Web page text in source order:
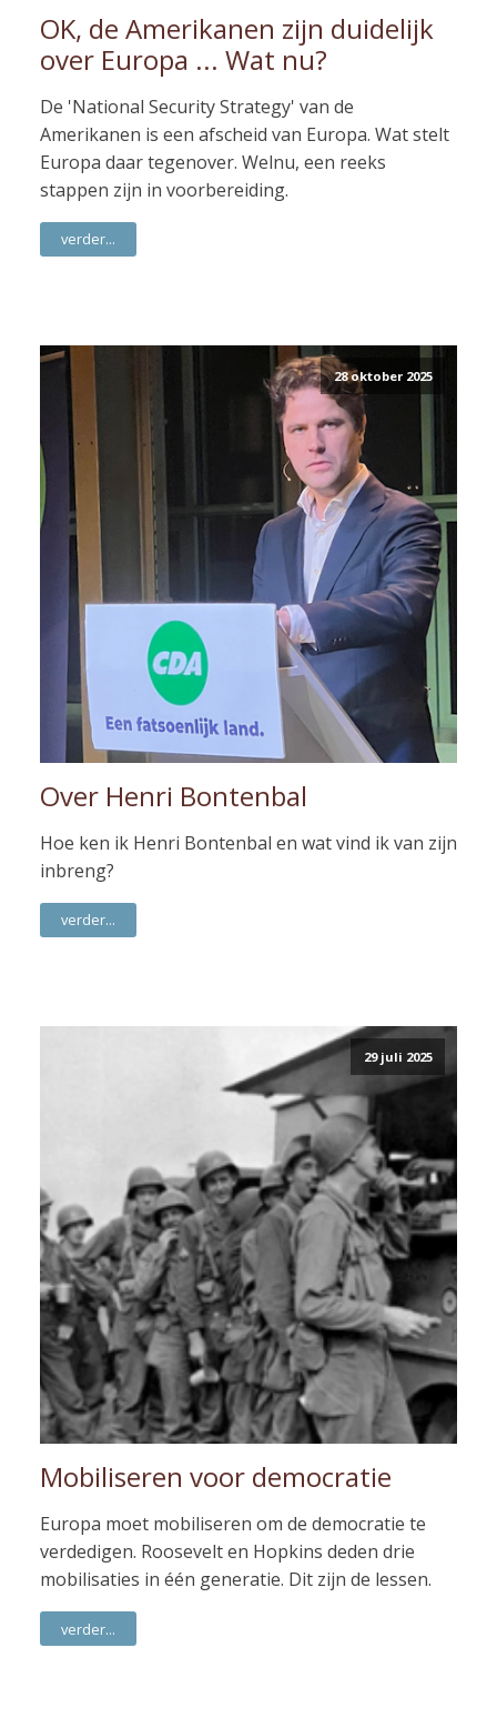
OK, de Amerikanen zijn duidelijk
over Europa ... Wat nu?
De 'National Security Strategy' van de
Amerikanen is een afscheid van Europa. Wat stelt
Europa daar tegenover. Welnu, een reeks
stappen zijn in voorbereiding.
verder...
28 oktober 2025
Over Henri Bontenbal
Hoe ken ik Henri Bontenbal en wat vind ik van zijn
inbreng?
verder...
29 juli 2025
Mobiliseren voor democratie
Europa moet mobiliseren om de democratie te
verdedigen. Roosevelt en Hopkins deden drie
mobilisaties in één generatie. Dit zijn de lessen.
verder...